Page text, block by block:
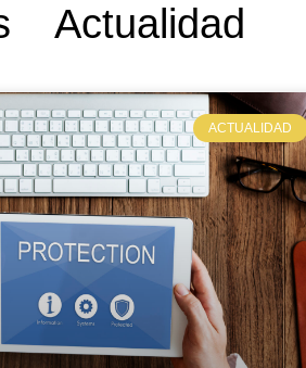
Actualidad
ACTUALIDAD